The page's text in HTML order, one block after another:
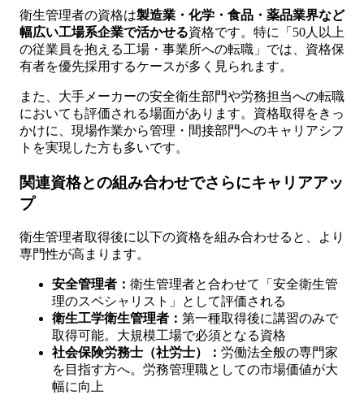
衛生管理者の資格は製造業・化学・食品・薬品業界など
幅広い工場系企業で活かせる資格です。特に「50人以上
の従業員を抱える工場・事業所への転職」では、資格保
有者を優先採用するケースが多く見られます。
また、大手メーカーの安全衛生部門や労務担当への転職
においても評価される場面があります。資格取得をきっ
かけに、現場作業から管理・間接部門へのキャリアシフ
トを実現した方も多いです。
関連資格との組み合わせでさらにキャリアアッ
プ
衛生管理者取得後に以下の資格を組み合わせると、より
専門性が高まります。
安全管理者： 衛生管理者と合わせて「安全衛生管
理のスペシャリスト」として評価される
衛生工学衛生管理者： 第一種取得後に講習のみで
取得可能。大規模工場で必須となる資格
社会保険労務士（社労士）： 労働法全般の専門家
を目指す方へ。労務管理職としての市場価値が大
幅に向上